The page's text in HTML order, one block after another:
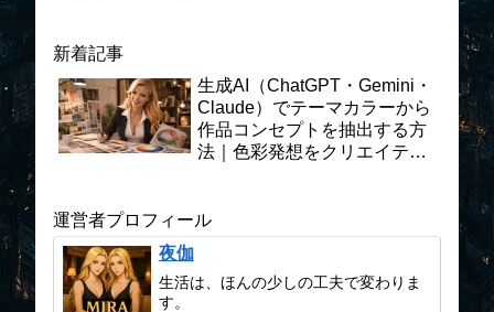
新着記事
生成AI（ChatGPT・Gemini・
Claude）でテーマカラーから
作品コンセプトを抽出する方
法｜色彩発想をクリエイティ
運営者プロフィール
夜伽
生活は、ほんの少しの工夫で変わりま
す。